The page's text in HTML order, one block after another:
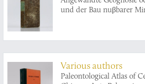
und der Bau nuβbarer
Various authors
Paleontological Atlas of